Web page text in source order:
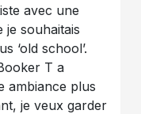
avec une
je souhaitais
‘old school’.
T a
ambiance plus
je veux garder